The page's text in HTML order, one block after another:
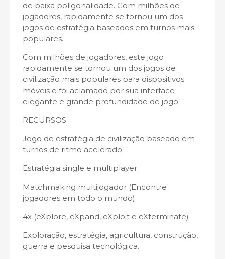
de baixa poligonalidade. Com milhões de
jogadores, rapidamente se tornou um dos
jogos de estratégia baseados em turnos mais
populares.
Com milhões de jogadores, este jogo
rapidamente se tornou um dos jogos de
civilização mais populares para dispositivos
móveis e foi aclamado por sua interface
elegante e grande profundidade de jogo.
RECURSOS:
Jogo de estratégia de civilização baseado em
turnos de ritmo acelerado.
Estratégia single e multiplayer.
Matchmaking multijogador (Encontre
jogadores em todo o mundo)
4x (eXplore, eXpand, eXploit e eXterminate)
Exploração, estratégia, agricultura, construção,
guerra e pesquisa tecnológica.